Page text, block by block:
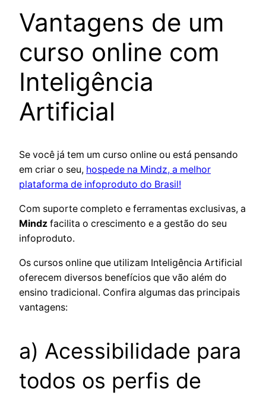
Vantagens de um
curso online com
Inteligência
Artificial
Se você já tem um curso online ou está pensando
em criar o seu, hospede na Mindz, a melhor
plataforma de infoproduto do Brasil!
Com suporte completo e ferramentas exclusivas, a
Mindz facilita o crescimento e a gestão do seu
infoproduto.
Os cursos online que utilizam Inteligência Artificial
oferecem diversos benefícios que vão além do
ensino tradicional. Confira algumas das principais
vantagens:
a) Acessibilidade para
todos os perfis de